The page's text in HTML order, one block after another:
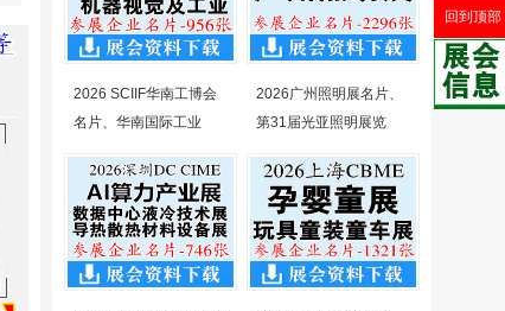
2026 SCIIF华南工博会
名片、华南国际工业
2026广州照明展名片、
第31届光亚照明展览
回到顶部